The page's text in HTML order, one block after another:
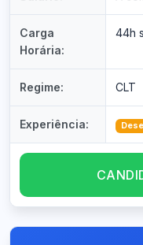
Carga
Horária:
44h
Regime: CLT
Experiência: